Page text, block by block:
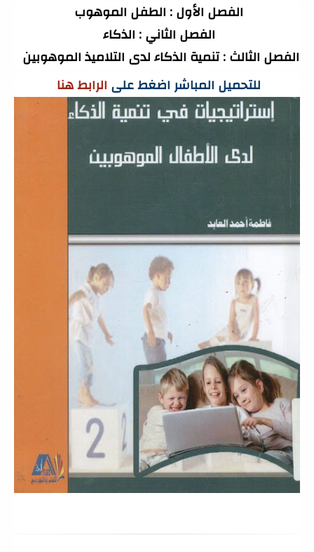
الفصل الأول : الطفل الموهوب
الفصل الثاني : الذكاء
الفصل الثالث : تنمية الذكاء لدى التلاميذ الموهوبين
للتحميل المباشر اضغط على الرابط هنا